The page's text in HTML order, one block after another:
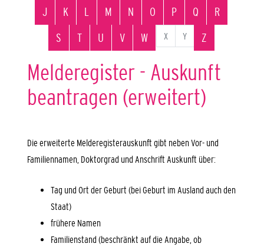
J
K L M N O P Q
R
S
T U V W X Y Z
Melderegister - Auskunft
beantragen (erweitert)
Die erweiterte Melderegisterauskunft gibt neben Vor- und
Familiennamen, Doktorgrad und Anschrift Auskunft über:
Tag und Ort der Geburt (bei Geburt im Ausland auch den
Staat)
frühere Namen
Familienstand (beschränkt auf die Angabe, ob